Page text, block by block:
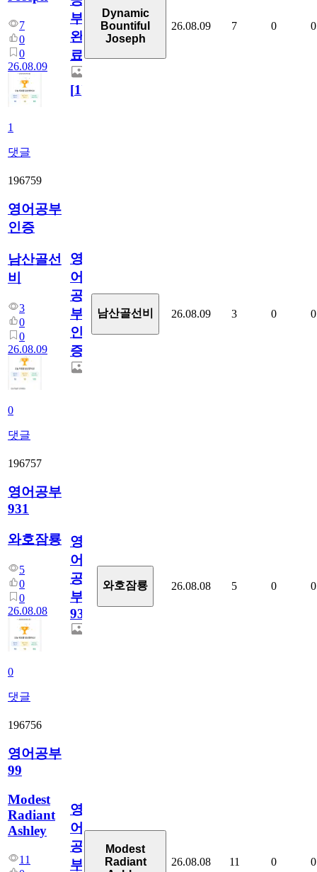
7
0
0
26.08.09
1
댓글
부
완
료
[1]
Dynamic
Bountiful
Joseph
26.08.09 7 0 0
196759
영어공부
인증
남산골선
비
3
0
0
26.08.09
0
댓글
영
어
공
부
인
증
남산골선비 26.08.09 3 0 0
196757
영어공부
931
와호잠룡
5
0
0
26.08.08
0
댓글
영
어
공
부
931
와호잠룡 26.08.08 5 0 0
196756
영어공부
99
Modest
Radiant
Ashley
11
영
어
공
부
Modest
Radiant
26.08.08 11 0 0